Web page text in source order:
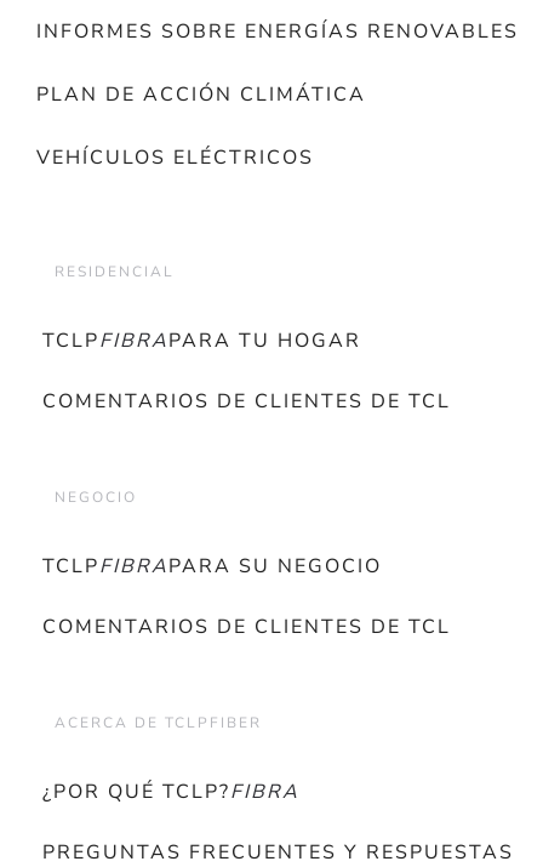
INFORMES SOBRE ENERGÍAS RENOVABLES
PLAN DE ACCIÓN CLIMÁTICA
VEHÍCULOS ELÉCTRICOS
RESIDENCIAL
TCLPFIBRAPARA TU HOGAR
COMENTARIOS DE CLIENTES DE TCL
NEGOCIO
TCLPFIBRAPARA SU NEGOCIO
COMENTARIOS DE CLIENTES DE TCL
ACERCA DE TCLPFIBER
¿POR QUÉ TCLP?FIBRA
PREGUNTAS FRECUENTES Y RESPUESTAS